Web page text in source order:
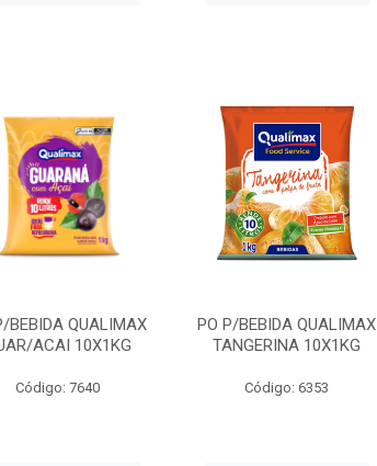
BEBIDA QUALIMAX
ACAI 10X1KG
Código: 7640
PO P/BEBIDA QUALIMAX
TANGERINA 10X1KG
Código: 6353